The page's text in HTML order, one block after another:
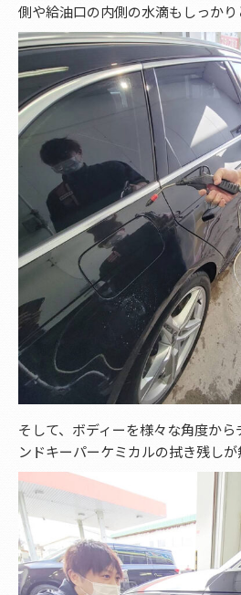
側や給油口の内側の水滴もしっかり
そして、ボディーを様々な角度か
ンドキーパーケミカルの拭き残しが